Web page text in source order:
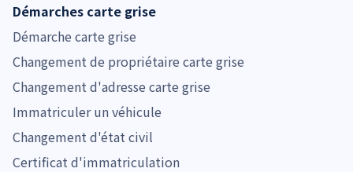
Démarches carte grise
Démarche carte grise
Changement de propriétaire carte grise
Changement d'adresse carte grise
Immatriculer un véhicule
Changement d'état civil
Certificat d'immatriculation